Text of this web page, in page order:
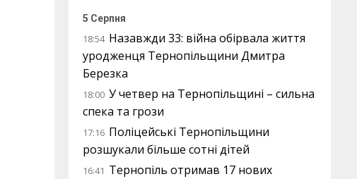
5 Серпня
18:54 Назавжди 33: війна обірвала життя
уродженця Тернопільщини Дмитра
Березка
18:00 У четвер на Тернопільщині – сильна
спека та грози
17:16 Поліцейські Тернопільщини
розшукали більше сотні дітей
16:41 Тернопіль отримав 17 нових